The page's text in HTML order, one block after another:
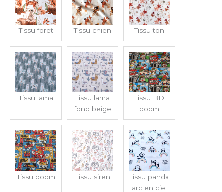
Tissu foret Tissu chien Tissu ton
Tissu lama
Tissu lama
fond beige
Tissu BD
boom
Tissu boom Tissu siren
Tissu panda
arc en ciel